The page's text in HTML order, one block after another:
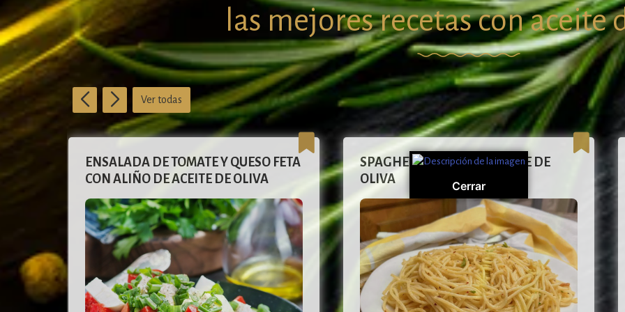
las mejores recetas con aceite
SPAGHETTI CON AJO Y ACEITE DE
OLIVA
POTAJE DE VIGILIA
Ver todas
Cerrar